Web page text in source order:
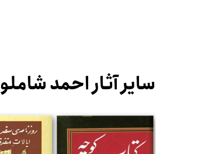
سایر آثار احمد شاملو